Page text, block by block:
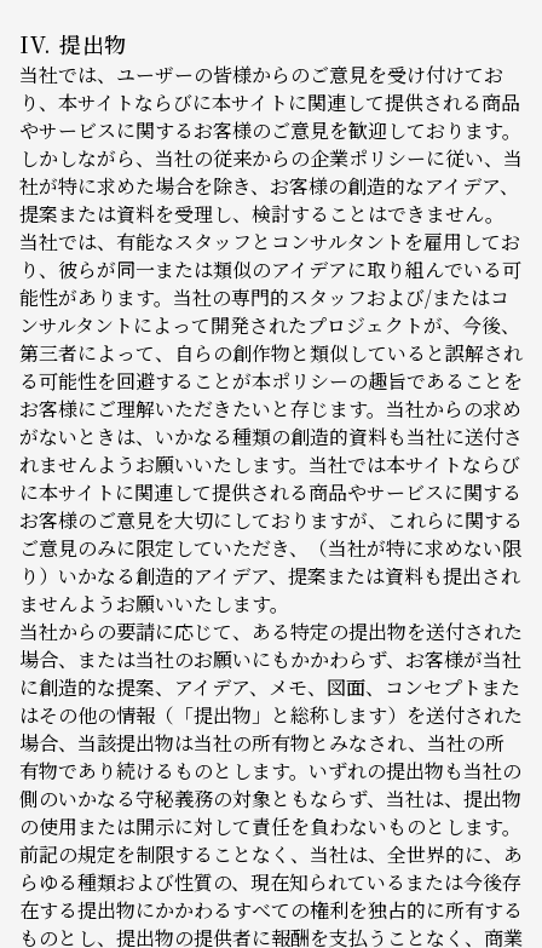
IV. 提出物
当社では、ユーザーの皆様からのご意見を受け付けてお
り、本サイトならびに本サイトに関連して提供される商品
やサービスに関するお客様のご意見を歓迎しております。
しかしながら、当社の従来からの企業ポリシーに従い、当
社が特に求めた場合を除き、お客様の創造的なアイデア、
提案または資料を受理し、検討することはできません。
当社では、有能なスタッフとコンサルタントを雇用してお
り、彼らが同一または類似のアイデアに取り組んでいる可
能性があります。当社の専門的スタッフおよび/またはコ
ンサルタントによって開発されたプロジェクトが、今後、
第三者によって、自らの創作物と類似していると誤解され
る可能性を回避することが本ポリシーの趣旨であることを
お客様にご理解いただきたいと存じます。当社からの求め
がないときは、いかなる種類の創造的資料も当社に送付さ
れませんようお願いいたします。当社では本サイトならび
に本サイトに関連して提供される商品やサービスに関する
お客様のご意見を大切にしておりますが、これらに関する
ご意見のみに限定していただき、（当社が特に求めない限
り）いかなる創造的アイデア、提案または資料も提出され
ませんようお願いいたします。
当社からの要請に応じて、ある特定の提出物を送付された
場合、または当社のお願いにもかかわらず、お客様が当社
に創造的な提案、アイデア、メモ、図面、コンセプトまた
はその他の情報（「提出物」と総称します）を送付された
場合、当該提出物は当社の所有物とみなされ、当社の所
有物であり続けるものとします。いずれの提出物も当社の
側のいかなる守秘義務の対象ともならず、当社は、提出物
の使用または開示に対して責任を負わないものとします。
前記の規定を制限することなく、当社は、全世界的に、あ
らゆる種類および性質の、現在知られているまたは今後存
在する提出物にかかわるすべての権利を独占的に所有する
ものとし、提出物の提供者に報酬を支払うことなく、商業